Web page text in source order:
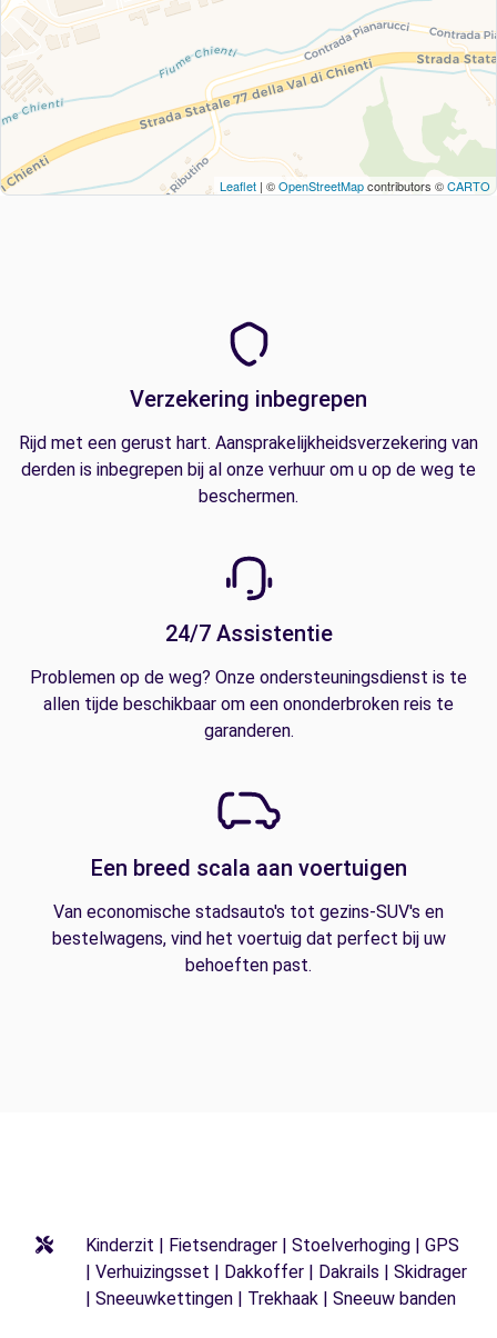
Leaflet | ©OpenStreetMapcontributors ©CARTO
Verzekering inbegrepen
Rijd met een gerust hart. Aansprakelijkheidsverzekering van
derden is inbegrepen bij al onze verhuur om u op de weg te
beschermen.
24/7 Assistentie
Problemen op de weg? Onze ondersteuningsdienst is te
allen tijde beschikbaar om een ononderbroken reis te
garanderen.
Een breed scala aan voertuigen
Van economische stadsauto's tot gezins-SUV's en
bestelwagens, vind het voertuig dat perfect bij uw
behoeften past.
Kinderzit | Fietsendrager | Stoelverhoging | GPS
| Verhuizingsset | Dakkoffer | Dakrails | Skidrager
| Sneeuwkettingen | Trekhaak | Sneeuw banden